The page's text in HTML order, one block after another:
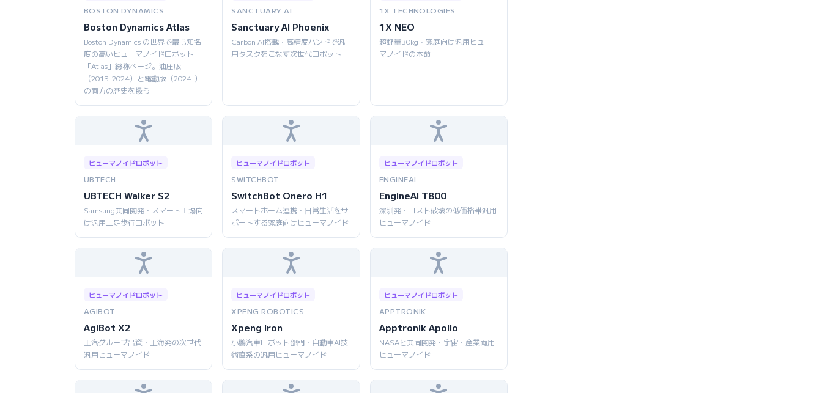
BOSTON DYNAMICS
Boston Dynamics Atlas
Boston Dynamics の世界で最も知名
度の高いヒューマノイドロボット
「Atlas」総称ページ。油圧版
（2013-2024）と電動版（2024-）
の両方の歴史を扱う
SANCTUARY AI
Sanctuary AI Phoenix
Carbon AI搭載・高精度ハンドで汎
用タスクをこなす次世代ロボット
1X TECHNOLOGIES
1X NEO
超軽量30kg・家庭向け汎用ヒュー
マノイドの本命
ヒューマノイドロボット
UBTECH
UBTECH Walker S2
Samsung共同開発・スマート工場向
け汎用二足歩行ロボット
ヒューマノイドロボット
SWITCHBOT
SwitchBot Onero H1
スマートホーム連携・日常生活をサ
ポートする家庭向けヒューマノイド
ヒューマノイドロボット
ENGINEAI
EngineAI T800
深圳発・コスト破壊の低価格帯汎用
ヒューマノイド
ヒューマノイドロボット
AGIBOT
AgiBot X2
上汽グループ出資・上海発の次世代
汎用ヒューマノイド
ヒューマノイドロボット
XPENG ROBOTICS
Xpeng Iron
小鵬汽車ロボット部門・自動車AI技
術直系の汎用ヒューマノイド
ヒューマノイドロボット
APPTRONIK
Apptronik Apollo
NASAと共同開発・宇宙・産業両用
ヒューマノイド